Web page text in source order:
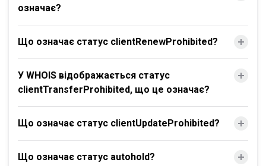
означає?
Що означає статус clientRenewProhibited?
У WHOIS відображається статус
clientTransferProhibited, що це означає?
Що означає статус clientUpdateProhibited?
Що означає статус autohold?